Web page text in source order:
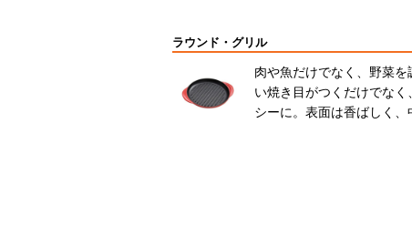
ラウンド・グリル
肉や魚だけでなく、野菜
い焼き目がつくだけでな
シーに。表面は香ばしく、